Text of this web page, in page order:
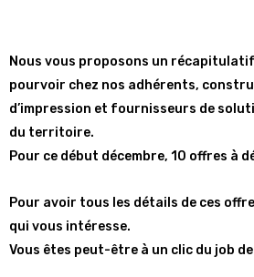
Nous vous proposons un
pourvoir chez nos adhérents,
d’impression et fournisseurs de
du territoire.
Pour ce début décembre, 10 offres à
Pour avoir tous les détails de ces
qui vous intéresse.
Vous êtes peut-être à un clic du job